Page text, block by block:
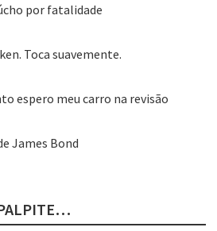
por fatalidade
Toca suavemente.
espero meu carro na revisão
James Bond